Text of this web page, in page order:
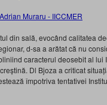
din sală, evocând calitatea
d-sa a arătat că nu
caracterul deosebit al lui
Dl Bjoza a criticat
împotriva tentativei